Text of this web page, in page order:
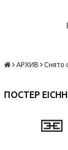
АРХИВ Снято
ПОСТЕР